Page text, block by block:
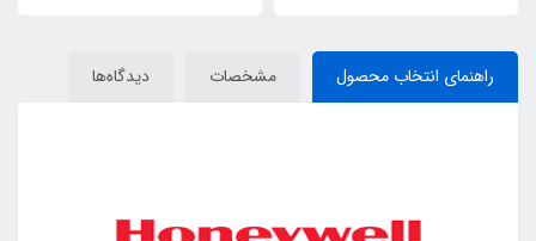
راهنمای انتخاب محصول مشخصات دیدگاه‌ها